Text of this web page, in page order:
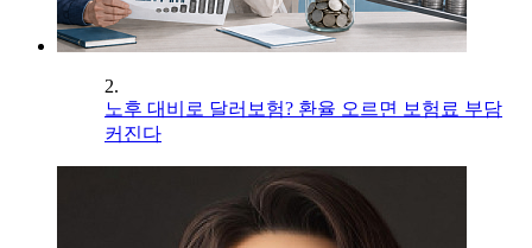
2.
노후 대비로 달러보험? 환율 오르면 보험료 부담
커진다